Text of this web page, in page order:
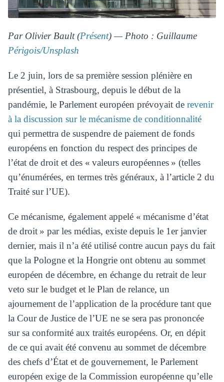
Par Olivier Bault (Présent) — Photo : Guillaume
Périgois/Unsplash
Le 2 juin, lors de sa première session plénière en
présentiel, à Strasbourg, depuis le début de la
pandémie, le Parlement européen prévoyait de revenir
à la discussion sur le mécanisme de conditionnalité
qui permettra de suspendre de paiement de fonds
européens en fonction du respect des principes de
l’état de droit et des « valeurs européennes » (telles
qu’énumérées, en termes très généraux, à l’article 2 du
Traité sur l’UE).
Ce mécanisme, également appelé « mécanisme d’état
de droit » par les médias, existe depuis le 1er janvier
dernier, mais il n’a été utilisé contre aucun pays du fait
que la Pologne et la Hongrie ont obtenu au sommet
européen de décembre, en échange du retrait de leur
veto sur le budget et le Plan de relance, un
ajournement de l’application de la procédure tant que
la Cour de Justice de l’UE ne se sera pas prononcée
sur sa conformité aux traités européens. Or, en dépit
de ce qui avait été convenu au sommet de décembre
des chefs d’État et de gouvernement, le Parlement
européen exige de la Commission européenne qu’elle